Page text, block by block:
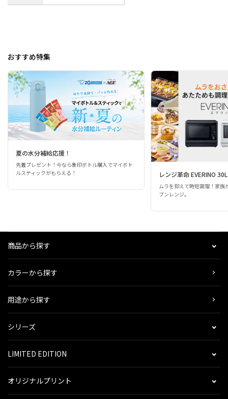
おすすめ特集
夏の水分補給応援！
先着プレゼント！今なら象印ボトル購入でマイボト
ルスティックがもらえる！
レンジ革命 EVERINO 30L
ムラを抑えて時短調理！家族
ブンレンジ。
商品から探す
カラーから探す
用途から探す
シリーズ
LIMITED EDITION
オリジナルプリント